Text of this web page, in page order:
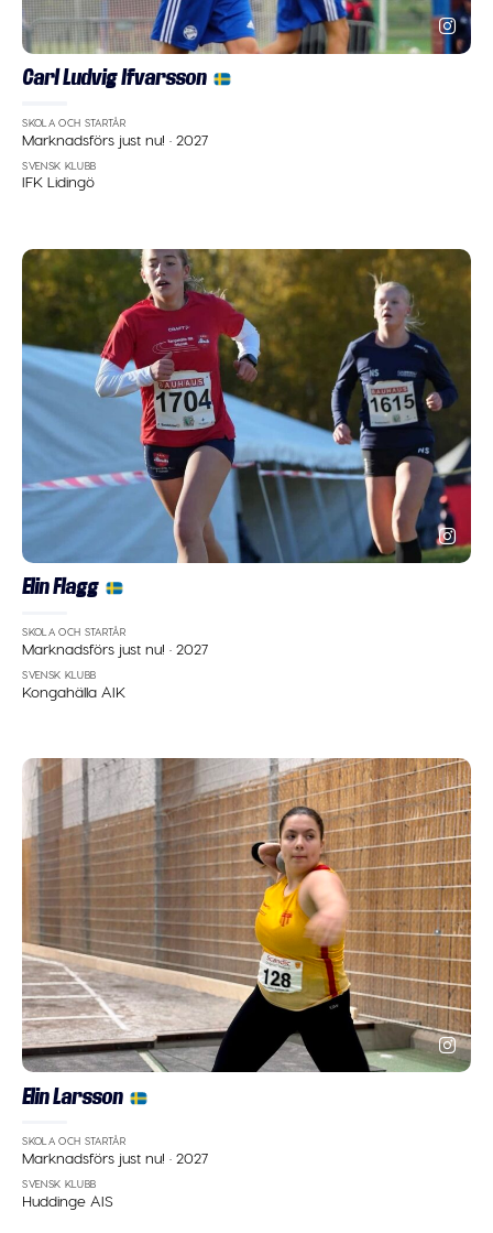
Carl Ludvig Ifvarsson
SKOLA OCH STARTÅR
Marknadsförs just nu!·2027
SVENSK KLUBB
IFK Lidingö
Elin Flagg
SKOLA OCH STARTÅR
Marknadsförs just nu!·2027
SVENSK KLUBB
Kongahälla AIK
Elin Larsson
SKOLA OCH STARTÅR
Marknadsförs just nu!·2027
SVENSK KLUBB
Huddinge AIS